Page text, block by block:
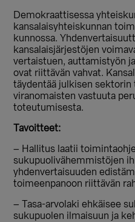
Demokraattisessa
kansalaisyhteiskunnan
kunnossa.
kansalaisjärjestöjen
vertaistuen, auttamistyön
ovat riittävän vahvat.
täydentää julkisen
viranomaisten vastuuta
toteutumisesta.
Tavoitteet:
– Hallitus laatii
sukupuolivähemmistöjen
yhdenvertaisuuden
toimeenpanoon riittävän
– Tasa-arvolaki ehkäisee
sukupuolen ilmaisuun ja